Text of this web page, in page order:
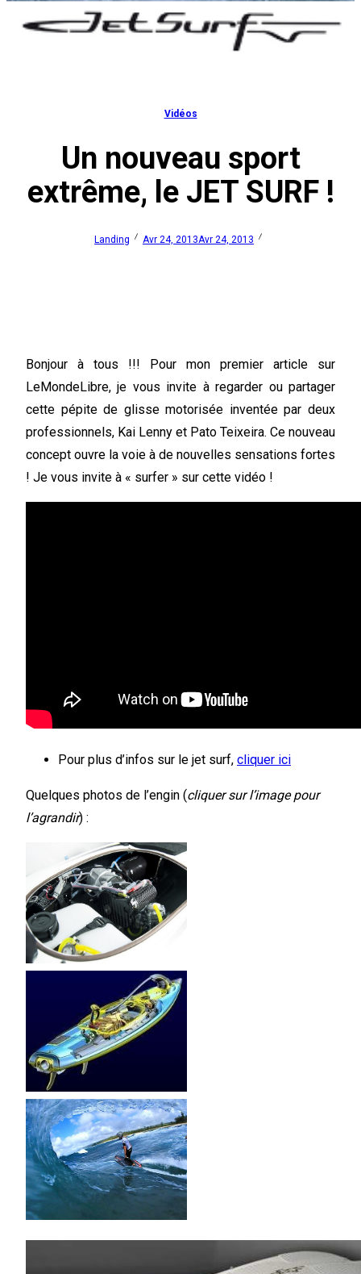
Vidéos
Un nouveau sport
extrême, le JET SURF !
Landing Avr 24, 2013Avr 24, 2013
Bonjour à tous !!! Pour mon premier article sur
LeMondeLibre, je vous invite à regarder ou partager
cette pépite de glisse motorisée inventée par deux
professionnels, Kai Lenny et Pato Teixeira. Ce nouveau
concept ouvre la voie à de nouvelles sensations fortes
! Je vous invite à « surfer » sur cette vidéo !
Pour plus d’infos sur le jet surf, cliquer ici
Quelques photos de l’engin (cliquer sur l’image pour
l’agrandir) :